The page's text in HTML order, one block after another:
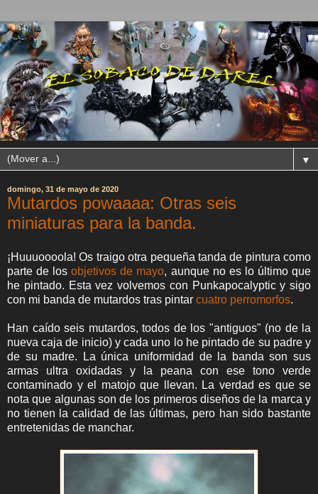
▼
domingo, 31 de mayo de 2020
Mutardos powaaaa: Otras seis
miniaturas para la banda.
¡Huuuoooola! Os traigo otra pequeña tanda de pintura como
parte de losobjetivos de mayo, aunque no es lo último que
he pintado. Esta vez volvemos con Punkapocalyptic y sigo
con mi banda de mutardos tras pintar cuatro perromorfos.
Han caído seis mutardos, todos de los "antiguos" (no de la
nueva caja de inicio) y cada uno lo he pintado de su padre y
de su madre. La única uniformidad de la banda son sus
armas ultra oxidadas y la peana con ese tono verde
contaminado y el matojo que llevan. La verdad es que se
nota que algunas son de los primeros diseños de la marca y
no tienen la calidad de las últimas, pero han sido bastante
entretenidas de manchar.